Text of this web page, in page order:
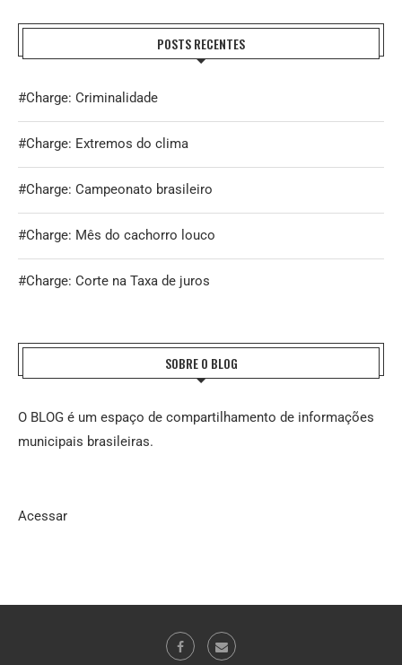
POSTS RECENTES
#Charge: Criminalidade
#Charge: Extremos do clima
#Charge: Campeonato brasileiro
#Charge: Mês do cachorro louco
#Charge: Corte na Taxa de juros
SOBRE O BLOG
O BLOG é um espaço de compartilhamento de informações
municipais brasileiras.
Acessar